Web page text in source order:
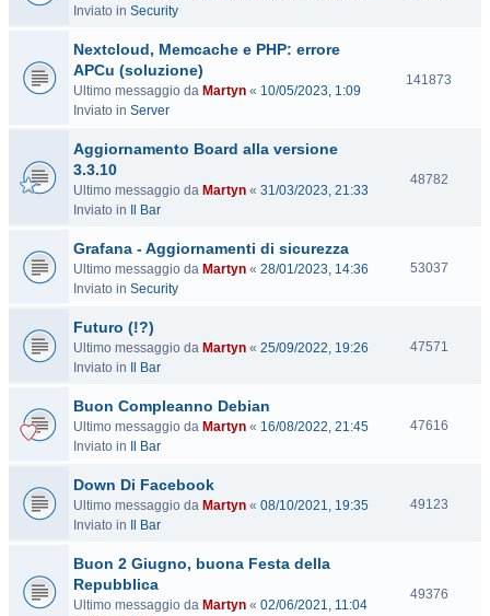
Inviato in Security
e
Nextcloud, Memcache e PHP: errore
APCu (soluzione)
Ultimo messaggio da Martyn « 10/05/2023, 1:09
Inviato in Server
141873
Aggiornamento Board alla versione
3.3.10
Ultimo messaggio da Martyn « 31/03/2023, 21:33
Inviato in
Il Bar
48782V
Grafana - Aggiornamenti di sicurezza
Ultimo messaggio da Martyn « 28/01/2023, 14:36
Inviato in Security
53037V
Futuro (!?)
Ultimo messaggio da Martyn « 25/09/2022, 19:26
Inviato in
Il Bar
47571
t
Buon Compleanno Debian
Ultimo messaggio da Martyn « 16/08/2022, 21:45
Inviato in
Il Bar
47616V
t
Down Di Facebook
Ultimo messaggio da Martyn « 08/10/2021, 19:35
Inviato in
Il Bar
49123V
e
Buon 2 Giugno, buona Festa della
Repubblica
Ultimo messaggio da Martyn « 02/06/2021, 11:04
49376V